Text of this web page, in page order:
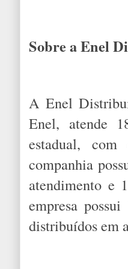
Sobre a Enel
A Enel
Enel, atende
estadual,
companhia
atendimento e
empresa
distribuídos em